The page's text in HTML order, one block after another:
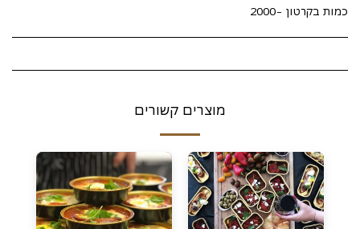
כמות בקרטון -2000
מוצרים קשורים